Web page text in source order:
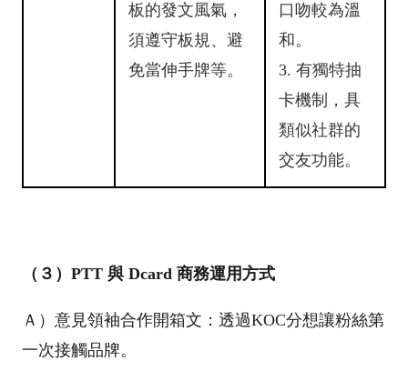
板的發文風氣，
須遵守板規、避
免當伸手牌等。
口吻較為溫
和。
3. 有獨特抽
卡機制，具
類似社群的
交友功能。
（３）PTT 與 Dcard 商務運用方式
Ａ）意見領袖合作開箱文：透過KOC分想讓粉絲第
一次接觸品牌。